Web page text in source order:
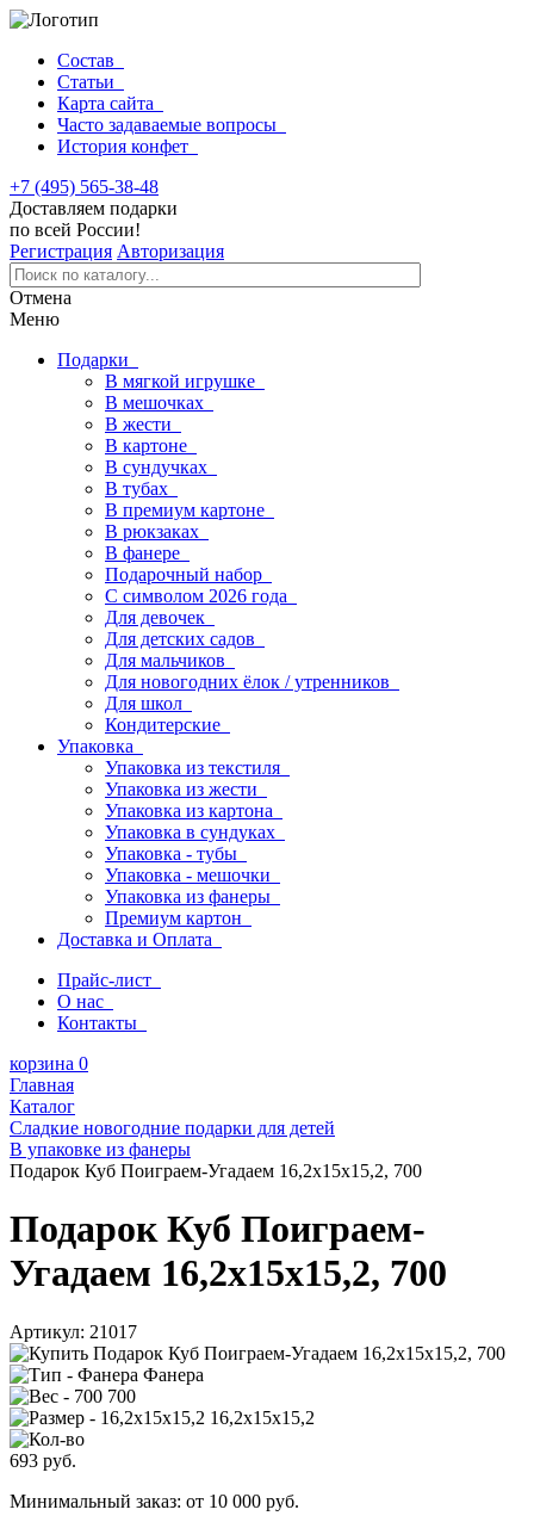
Состав
Статьи
Карта сайта
Часто задаваемые вопросы
История конфет
+7 (495) 565-38-48
Доставляем подарки
по всей России!
Регистрация Авторизация
Отмена
Меню
Подарки
В мягкой игрушке
В мешочках
В жести
В картоне
В сундучках
В тубах
В премиум картоне
В рюкзаках
В фанере
Подарочный набор
С символом 2026 года
Для девочек
Для детских садов
Для мальчиков
Для новогодних ёлок / утренников
Для школ
Кондитерские
Упаковка
Упаковка из текстиля
Упаковка из жести
Упаковка из картона
Упаковка в сундуках
Упаковка - тубы
Упаковка - мешочки
Упаковка из фанеры
Премиум картон
Доставка и Оплата
Прайс-лист
О нас
Контакты
корзина 0
Главная
Каталог
Сладкие новогодние подарки для детей
В упаковке из фанеры
Подарок Куб Поиграем-Угадаем 16,2х15х15,2, 700
Подарок Куб Поиграем-
Угадаем 16,2х15х15,2, 700
Артикул: 21017
Фанера
700
16,2х15х15,2
693 руб.
Минимальный заказ: от 10 000 руб.